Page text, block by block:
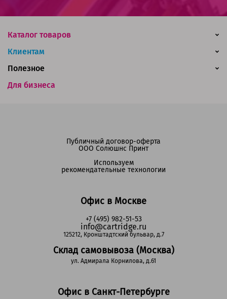
Каталог товаров
Клиентам
Для бизнеса
Полезное
Офис в Москве
+7 (495) 982-51-53
info@cartridge.ru
125212, Кронштадтский бульвар, д.7
Склад самовывоза (Москва)
ул. Адмирала Корнилова, д.61
Офис в Санкт-Петербурге
Публичный договор-оферта
ООО Солюшнс Принт
Используем
рекомендательные технологии